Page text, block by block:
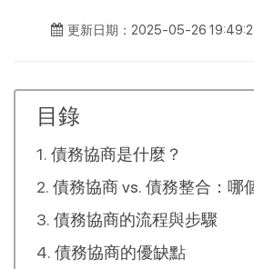
更新日期：2025-05-26
目錄
債務協商是什麼？
債務協商 vs. 債務整合：哪
債務協商的流程與步驟
債務協商的優缺點